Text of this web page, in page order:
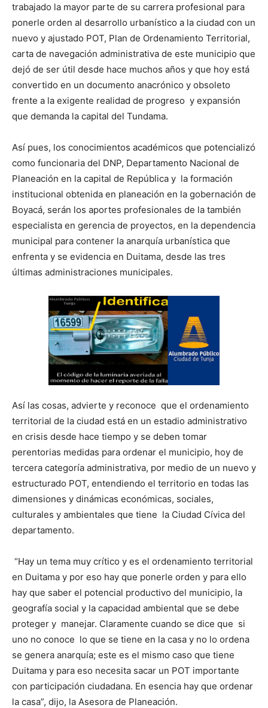
trabajado la mayor parte de su carrera profesional para
ponerle orden al desarrollo urbanístico a la ciudad con un
nuevo y ajustado POT, Plan de Ordenamiento Territorial,
carta de navegación administrativa de este municipio que
dejó de ser útil desde hace muchos años y que hoy está
convertido en un documento anacrónico y obsoleto
frente a la exigente realidad de progreso y expansión
que demanda la capital del Tundama.
Así pues, los conocimientos académicos que potencializó
como funcionaria del DNP, Departamento Nacional de
Planeación en la capital de República y la formación
institucional obtenida en planeación en la gobernación de
Boyacá, serán los aportes profesionales de la también
especialista en gerencia de proyectos, en la dependencia
municipal para contener la anarquía urbanística que
enfrenta y se evidencia en Duitama, desde las tres
últimas administraciones municipales.
Así las cosas, advierte y reconoce que el ordenamiento
territorial de la ciudad está en un estadio administrativo
en crisis desde hace tiempo y se deben tomar
perentorias medidas para ordenar el municipio, hoy de
tercera categoría administrativa, por medio de un nuevo y
estructurado POT, entendiendo el territorio en todas las
dimensiones y dinámicas económicas, sociales,
culturales y ambientales que tiene la Ciudad Cívica del
departamento.
“Hay un tema muy crítico y es el ordenamiento territorial
en Duitama y por eso hay que ponerle orden y para ello
hay que saber el potencial productivo del municipio, la
geografía social y la capacidad ambiental que se debe
proteger y manejar. Claramente cuando se dice que si
uno no conoce lo que se tiene en la casa y no lo ordena
se genera anarquía; este es el mismo caso que tiene
Duitama y para eso necesita sacar un POT importante
con participación ciudadana. En esencia hay que ordenar
la casa”, dijo, la Asesora de Planeación.